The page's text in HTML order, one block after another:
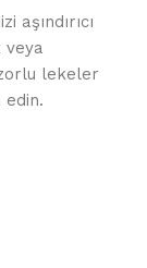
aşındırıcı
veya
lekeler